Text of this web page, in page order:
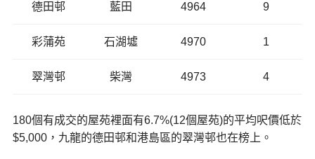
德田邨 藍田 4964 9
彩蒲苑 石湖墟 4970 1
翠灣邨 柴灣 4973 4
180個有成交的屋苑裡面有6.7%(12個屋苑)的平均呎價低於
$5,000，九龍的德田邨和港島區的翠灣邨也在榜上。